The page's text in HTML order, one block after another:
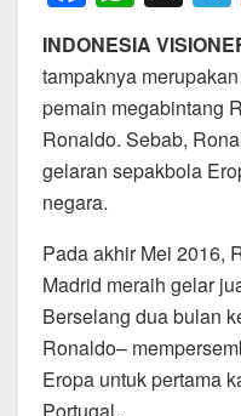
a
c
e
b
o
o
k
h
at
s
A
p
INDONESIA
tampaknya
pemain megabintang
Ronaldo. Sebab,
gelaran sepakbola
negara.
Pada akhir Mei 2016,
Madrid meraih gelar
Berselang dua bulan
Ronaldo–
Eropa untuk pertama